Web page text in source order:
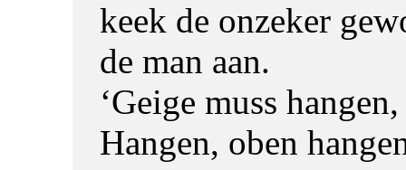
keek de onzeker
de man aan.
‘Geige muss
Hangen, oben